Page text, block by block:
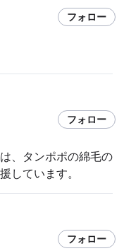
フォロー
フォロー
、タンポポの綿毛の
しています。
フォロー